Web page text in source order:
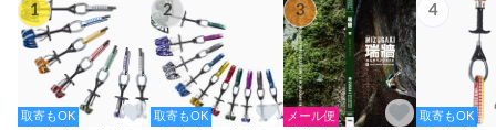
1
取寄もOK
2
取寄もOK
3
メール便
4
取寄もOK